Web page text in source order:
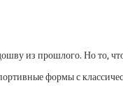
из прошлого. Но то,
формы с